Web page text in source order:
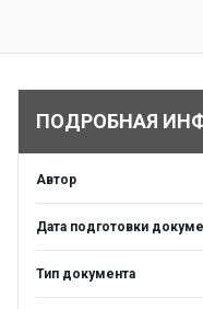
ПОДРОБНАЯ
Автор
Дата подготовки
Тип документа